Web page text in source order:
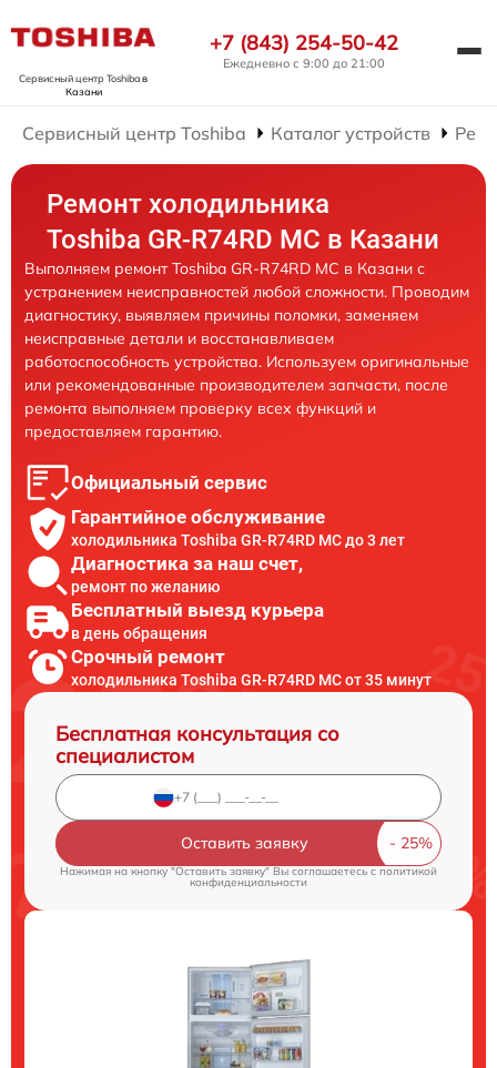
Сервисный центр Toshibaв
Казани
+7 (843) 254-50-42
Ежедневно с 9:00 до 21:00
Сервисный центр Toshiba Каталог устройств
Ремонт холодильника
Toshiba GR-R74RD MC в Казани
Выполняем ремонт Toshiba GR-R74RD MC в Казани с
устранением неисправностей любой сложности. Проводим
диагностику, выявляем причины поломки, заменяем
неисправные детали и восстанавливаем
работоспособность устройства. Используем оригинальные
или рекомендованные производителем запчасти, после
ремонта выполняем проверку всех функций и
предоставляем гарантию.
Официальный сервис
Гарантийное обслуживание
холодильника Toshiba GR-R74RD MC до 3 лет
Диагностика за наш счет,
ремонт по желанию
Бесплатный выезд курьера
в день обращения
Срочный ремонт
холодильника Toshiba GR-R74RD MC от 35 минут
Бесплатная консультация со
специалистом
Оставить заявку
Нажимая на кнопку "Оставить заявку" Вы соглашаетесь cполитикой
конфиденциальности